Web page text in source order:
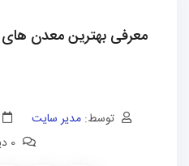
معرفی بهترین معدن
توسط: مدیر سایت